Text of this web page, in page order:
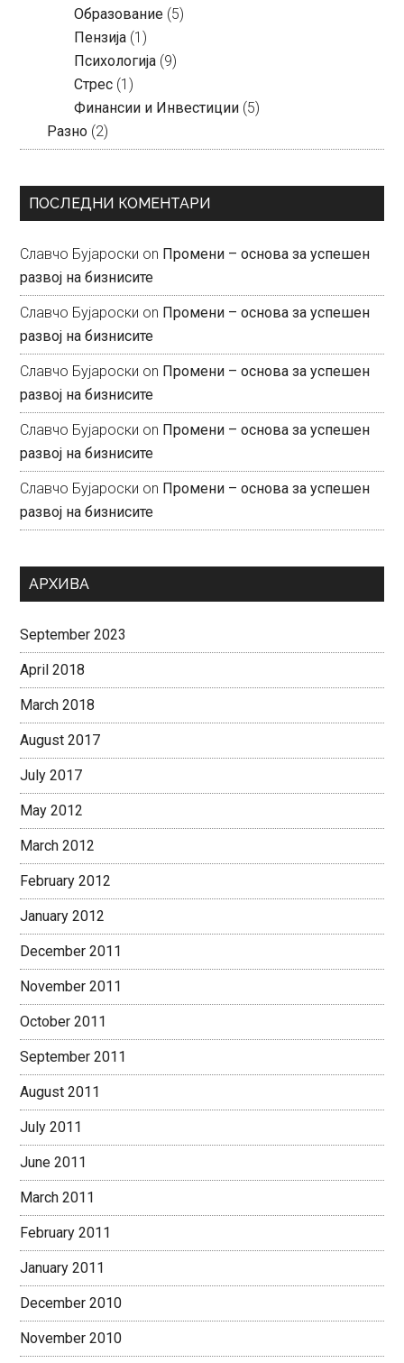
Образование (5)
Пензија (1)
Психологија (9)
Стрес (1)
Финансии и Инвестиции (5)
Разно (2)
ПОСЛЕДНИ КОМЕНТАРИ
Славчо Бујароски on Промени – основа за успешен
развој на бизнисите
Славчо Бујароски on Промени – основа за успешен
развој на бизнисите
Славчо Бујароски on Промени – основа за успешен
развој на бизнисите
Славчо Бујароски on Промени – основа за успешен
развој на бизнисите
Славчо Бујароски on Промени – основа за успешен
развој на бизнисите
АРХИВА
September 2023
April 2018
March 2018
August 2017
July 2017
May 2012
March 2012
February 2012
January 2012
December 2011
November 2011
October 2011
September 2011
August 2011
July 2011
June 2011
March 2011
February 2011
January 2011
December 2010
November 2010